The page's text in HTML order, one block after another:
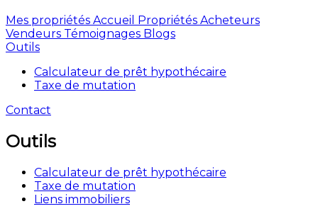
Mes propriétés Accueil Propriétés Acheteurs
Vendeurs Témoignages Blogs
Outils
Calculateur de prêt hypothécaire
Taxe de mutation
Contact
Outils
Calculateur de prêt hypothécaire
Taxe de mutation
Liens immobiliers